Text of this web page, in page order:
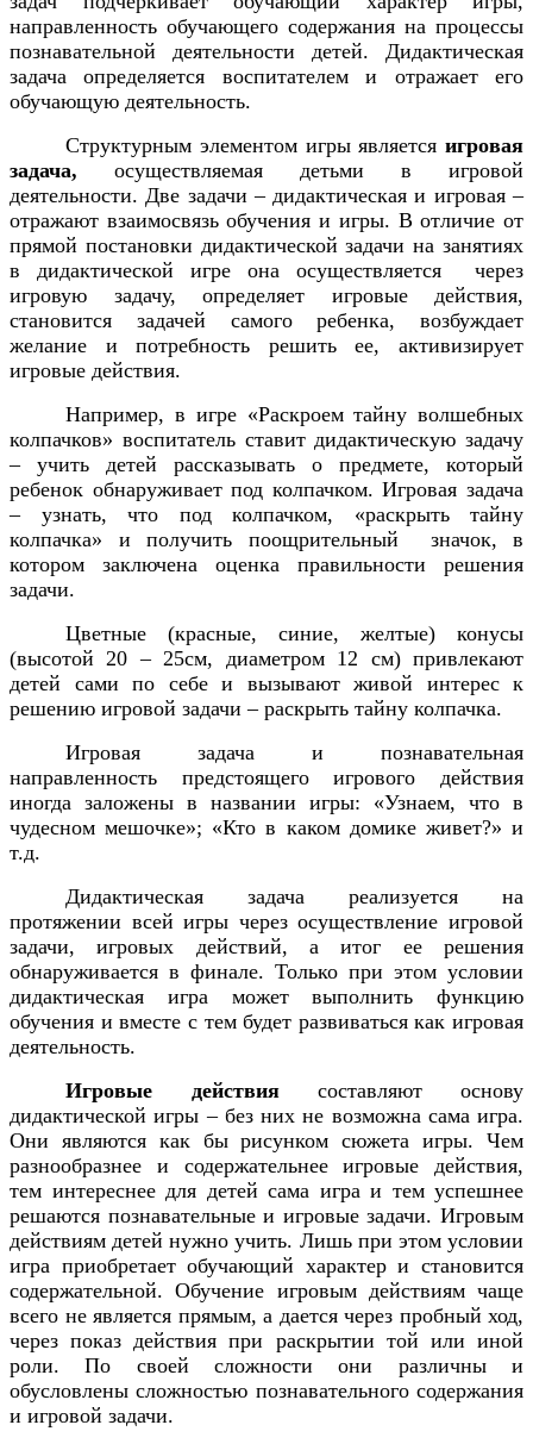
направленность обучающего содержания на процессы
познавательной деятельности детей. Дидактическая
задача определяется воспитателем и отражает его
обучающую деятельность.
Структурным элементом игры является игровая
задача, осуществляемая детьми в игровой
деятельности. Две задачи – дидактическая и игровая –
отражают взаимосвязь обучения и игры. В отличие от
прямой постановки дидактической задачи на занятиях
в дидактической игре она осуществляется
через
игровую задачу, определяет игровые действия,
становится задачей самого ребенка, возбуждает
желание и потребность решить ее, активизирует
игровые действия.
Например, в игре «Раскроем тайну волшебных
колпачков» воспитатель ставит дидактическую задачу
– учить детей рассказывать о предмете, который
ребенок обнаруживает под колпачком. Игровая задача
– узнать, что под колпачком, «раскрыть тайну
колпачка» и получить поощрительный
значок, в
котором заключена оценка правильности решения
задачи.
Цветные (красные, синие, желтые) конусы
(высотой 20 – 25см, диаметром 12 см) привлекают
детей сами по себе и вызывают живой интерес к
решению игровой задачи – раскрыть тайну колпачка.
Игровая задача и познавательная
направленность предстоящего игрового действия
иногда заложены в названии игры: «Узнаем, что в
чудесном мешочке»; «Кто в каком домике живет?» и
т.д.
Дидактическая задача реализуется на
протяжении всей игры через осуществление игровой
задачи, игровых действий, а итог ее решения
обнаруживается в финале. Только при этом условии
дидактическая игра может выполнить функцию
обучения и вместе с тем будет развиваться как игровая
деятельность.
Игровые действия составляют основу
дидактической игры – без них не возможна сама игра.
Они являются как бы рисунком сюжета игры. Чем
разнообразнее и содержательнее игровые действия,
тем интереснее для детей сама игра и тем успешнее
решаются познавательные и игровые задачи. Игровым
действиям детей нужно учить. Лишь при этом условии
игра приобретает обучающий характер и становится
содержательной. Обучение игровым действиям чаще
всего не является прямым, а дается через пробный ход,
через показ действия при раскрытии той или иной
роли. По своей сложности они различны и
обусловлены сложностью познавательного содержания
и игровой задачи.